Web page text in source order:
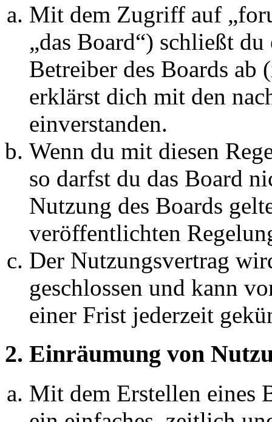
Mit dem Zugriff auf
„das Board“) schließt
Betreiber des Boards ab
erklärst dich mit den
einverstanden.
Wenn du mit diesen
so darfst du das Board
Nutzung des Boards
veröffentlichten
Der Nutzungsvertrag
geschlossen und kann
einer Frist jederzeit
2. Einräumung von
Mit dem Erstellen eines